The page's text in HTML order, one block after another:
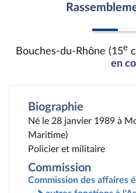
Bouches-du-Rhône (15e
en
Biographie
Né le 28 janvier 1989 à
Maritime)
Policier et militaire
Commission
Commission des affaires